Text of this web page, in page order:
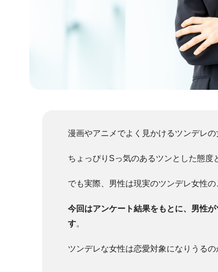
漫画やアニメでよく見かけるツンデレの
ちょっぴりSっ気のあるツンとした態度
でも実際、男性は現実のツンデレ女性
今回はアンケート結果をもとに、男性
す。
ツンデレな女性は恋愛対象になりうる